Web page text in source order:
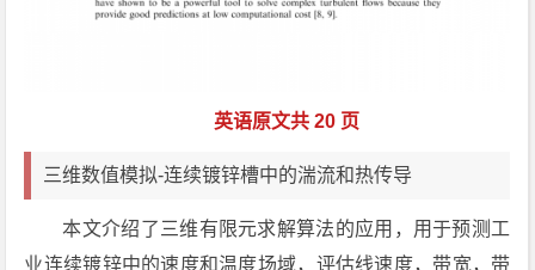
英语原文共 20 页
三维数值模拟-连续镀锌槽中的湍流和热传导
本文介绍了三维有限元求解算法的应用，用于预测工
业连续镀锌中的速度和温度场域，评估线速度，带宽，带